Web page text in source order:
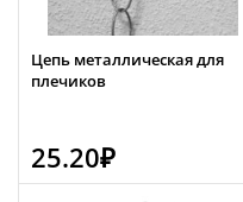
Цепь металлическая для
плечиков
25.20₽